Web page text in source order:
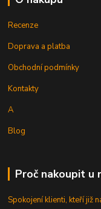
Recenze
Doprava a platba
Obchodní podmínky
Kontakty
A
Blog
Proč nakoupit u
Spokojení klienti, kteří již